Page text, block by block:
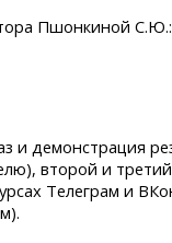
Пшонкиной С.Ю.:
и демонстрация
второй и
Телеграм и